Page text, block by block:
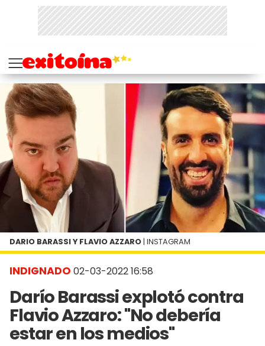
INDIGNADO 02-03-2022 16:58
Darío Barassi explotó contra
Flavio Azzaro: "No debería
estar en los medios"
DARIO BARASSI Y FLAVIO AZZARO | INSTAGRAM